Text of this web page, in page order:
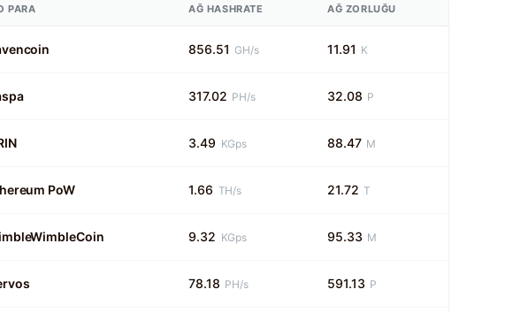
PARA AĞ HASHRATE AĞ ZORLUĞU
856.51 GH/s 11.91 K
317.02 PH/s 32.08 P
3.49 KGps 88.47 M
PoW 1.66 TH/s 21.72 T
9.32 KGps 95.33 M
78.18 PH/s 591.13 P